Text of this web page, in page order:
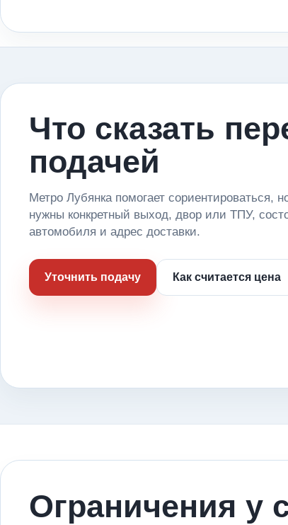
Что сказать
подачей
Метро Лубянка помогает сориентироваться,
нужны конкретный выход, двор или ТПУ,
автомобиля и адрес доставки.
Уточнить подачу Как считается цена
Ограничения у